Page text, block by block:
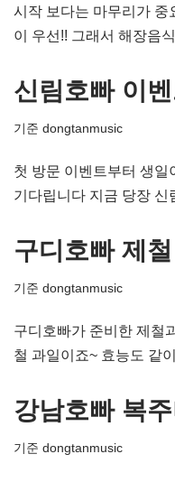
시작 보다는 마무리가 중
이 우선!! 그래서 해장음
신림호빠 이
기준 dongtanmusic
첫 방문 이벤트부터 생일
기다립니다 지금 당장 신
구디호빠 제
기준 dongtanmusic
구디호빠가 준비한 제철
철 과일이죠~ 효능도 같
강남호빠 복
기준 dongtanmusic